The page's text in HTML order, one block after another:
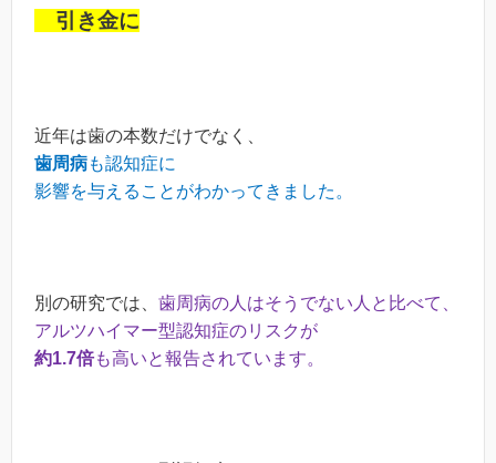
引き金に
近年は歯の本数だけでなく、
歯周病も認知症に
影響を与えることがわかってきました。
別の研究では、 歯周病の人はそうでない人と比べて、
アルツハイマー型認知症のリスクが
約1.7倍も高いと報告されています。